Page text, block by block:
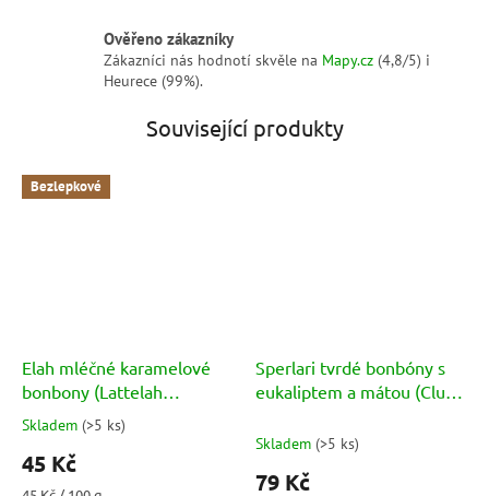
Ověřeno zákazníky
Zákazníci nás hodnotí skvěle na Mapy.cz (4,8/5) i
Heurece (99%).
Související produkty
Bezlepkové
Elah mléčné karamelové
bonbony (Lattelah
Caramelle) 100g
Průměrné
hodnocení
produktu
je
Skladem (>5 ks)
45 Kč
Sperlari tvrdé bonbóny s
eukaliptem a mátou (Club
Mentolo ed Eucalipto)
Skladem (>5 ks)
79 Kč